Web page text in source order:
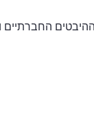
החברתיים